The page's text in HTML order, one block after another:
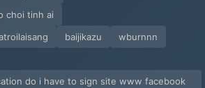
choi tinh ai
baijikazu
wburnnn
do i have to sign site www facebook